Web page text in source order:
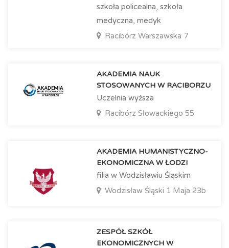
szkoła policealna, szkoła
medyczna, medyk
Racibórz Warszawska 7
AKADEMIA NAUK
STOSOWANYCH W RACIBORZU
Uczelnia wyższa
Racibórz Słowackiego 55
AKADEMIA HUMANISTYCZNO-
EKONOMICZNA W ŁODZI
filia w Wodzisławiu Śląskim
Wodzisław Śląski 1 Maja 23b
ZESPÓŁ SZKÓŁ
EKONOMICZNYCH W